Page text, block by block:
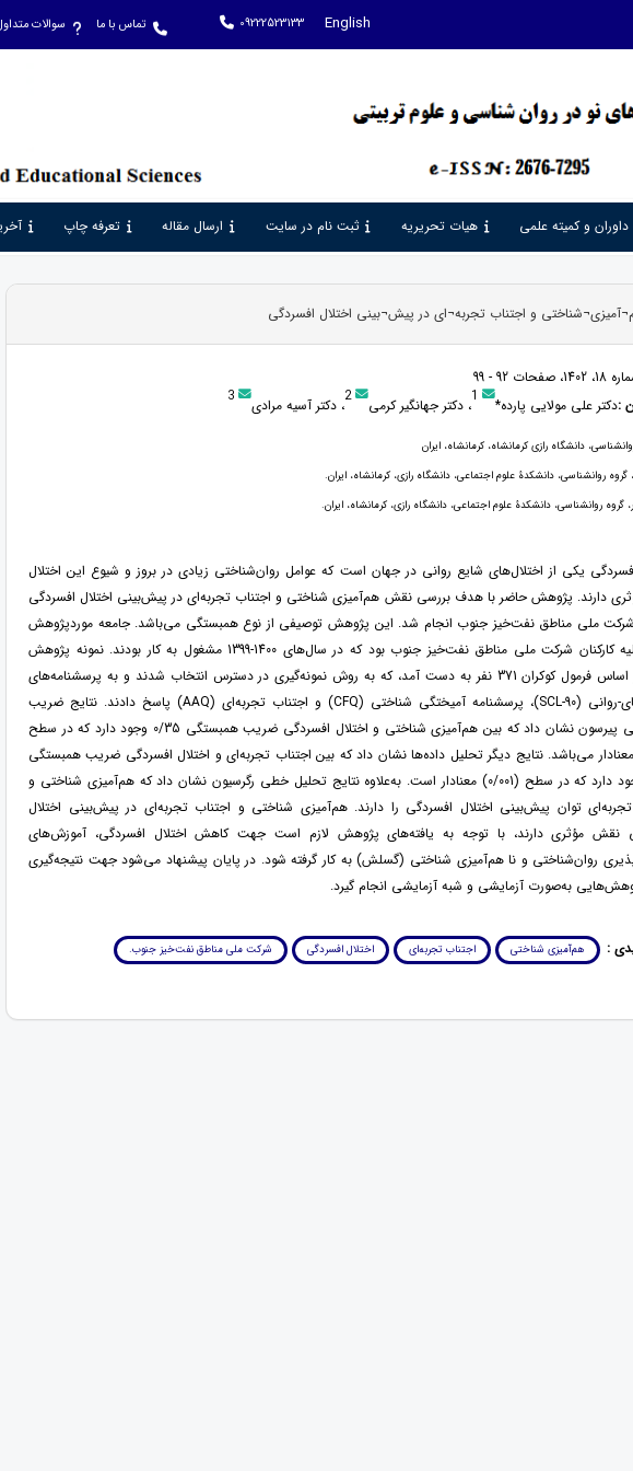
English
09222523133 تماس با ما سوالات
داوران و کمیته علمی هیات تحریریه ثبت نام در سایت ارسال مقاله تعرفه چاپ
و اجتناب تجربه¬ای در پیش¬بینی اختلال افسردگی
:دکتر علی مولایی پارده* 1، دکتر جهانگیر کرمی 2، دکتر آسیه مرادی 3
دانشگاه رازی کرمانشاه، کرمانشاه، ایران
گروه روانشناسی، دانشکدۀ علوم اجتماعی، دانشگاه رازی، کرمانشاه، ایران.
گروه روانشناسی، دانشکدۀ علوم اجتماعی، دانشگاه رازی، کرمانشاه، ایران.
یکی از اختلال‌های شایع روانی در جهان است که عوامل روان‌شناختی زیادی در بروز و شیوع این اختلال
دارند. پژوهش حاضر با هدف بررسی نقش هم‌آمیزی شناختی و اجتناب تجربه‌ای در پیش‌بینی اختلال افسردگی
شرکت ملی مناطق نفت‌خیز جنوب انجام شد. این پژوهش توصیفی از نوع همبستگی می‌باشد. جامعه موردپژوهش
شامل کلیه کارکنان شرکت ملی مناطق نفت‌خیز جنوب بود که در سال‌های 1400-1399 مشغول به کار بودند. نمونه پژوهش
حاضر بر اساس فرمول کوکران 371 نفر به دست آمد، که به روش نمونه‌گیری در دسترس انتخاب شدند و به پرسشنامه‌های
اختلال‌های-روانی (SCL-90)، پرسشنامه آمیختگی شناختی (CFQ) و اجتناب تجربه‌ای (AAQ) پاسخ دادند. نتایج ضریب
همبستگی پیرسون نشان داد که بین هم‌آمیزی شناختی و اختلال افسردگی ضریب همبستگی 0/35 وجود دارد که در سطح
0) معنادار می‌باشد. نتایج دیگر تحلیل داده‌ها نشان داد که بین اجتناب تجربه‌ای و اختلال افسردگی ضریب همبستگی
0/32 وجود دارد که در سطح (0/001) معنادار است. به‌علاوه نتایج تحلیل خطی رگرسیون نشان داد که هم‌آمیزی شناختی و
توان پیش‌بینی اختلال افسردگی را دارند. هم‌آمیزی شناختی و اجتناب تجربه‌ای در پیش‌بینی اختلال
نقش مؤثری دارند، با توجه به یافته‌های پژوهش لازم است جهت کاهش اختلال افسردگی، آموزش‌های
روان‌شناختی و نا هم‌آمیزی شناختی (گسلش) به کار گرفته شود. در پایان پیشنهاد می‌شود جهت نتیجه‌گیری
به‌صورت آزمایشی و شبه آزمایشی انجام گیرد.
: هم‌آمیزی شناختی اجتناب تجربه‌ای اختلال افسردگی شرکت ملی مناطق نفت‌خیز جنوب.